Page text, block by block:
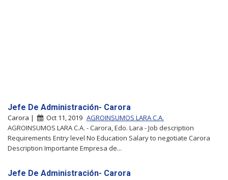
Jefe De Administración- Carora
Carora | Oct 11, 2019 AGROINSUMOS LARA C.A.
AGROINSUMOS LARA C.A. - Carora, Edo. Lara - Job description
Requirements Entry level No Education Salary to negotiate Carora
Description Importante Empresa de...
Jefe De Administración- Carora